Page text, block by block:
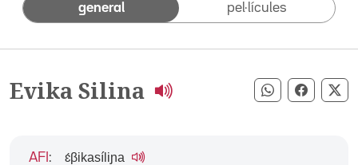
general pel·lícules
Evika Silina Compartir
AFI : ɛ́βikasíliɲa